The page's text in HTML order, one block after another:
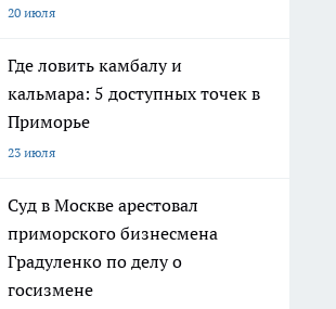
20 июля
Где ловить камбалу и
кальмара: 5 доступных точек в
Приморье
23 июля
Суд в Москве арестовал
приморского бизнесмена
Градуленко по делу о
госизмене